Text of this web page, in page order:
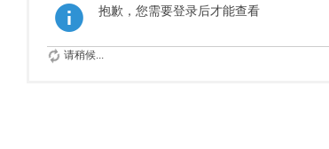
抱歉，您需要登录后才能查看
请稍候...